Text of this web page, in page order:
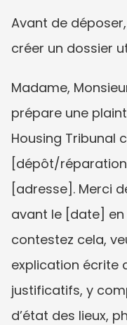
Avant de
créer un dossier
Madame,
prépare une
Housing Tribunal
[dépôt/
[adresse]. Merci
avant le [date]
contestez cela,
explication écrite
justificatifs, y
d’état des lieux,